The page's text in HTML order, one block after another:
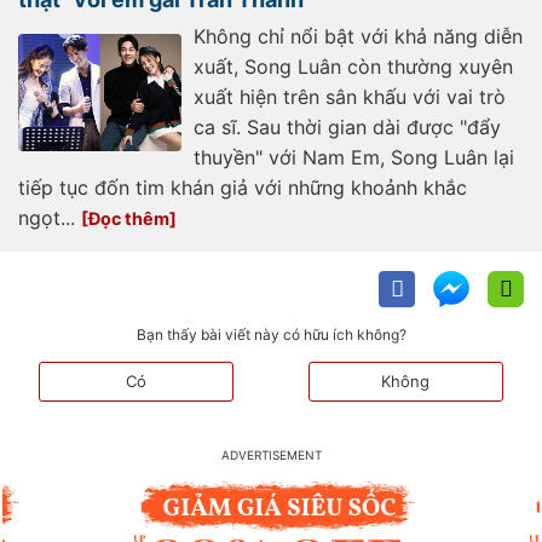
Không chỉ nổi bật với khả năng diễn
xuất, Song Luân còn thường xuyên
xuất hiện trên sân khấu với vai trò
ca sĩ. Sau thời gian dài được "đẩy
thuyền" với Nam Em, Song Luân lại
tiếp tục đốn tim khán giả với những khoảnh khắc
ngọt...
Bạn thấy bài viết này có hữu ích không?
Có Không